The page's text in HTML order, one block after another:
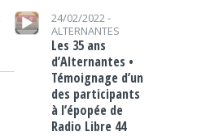
Lecteur audio
24/02/2022 -
ALTERNANTES
Les 35 ans
d’Alternantes •
Témoignage d’un
des participants
à l’épopée de
Radio Libre 44